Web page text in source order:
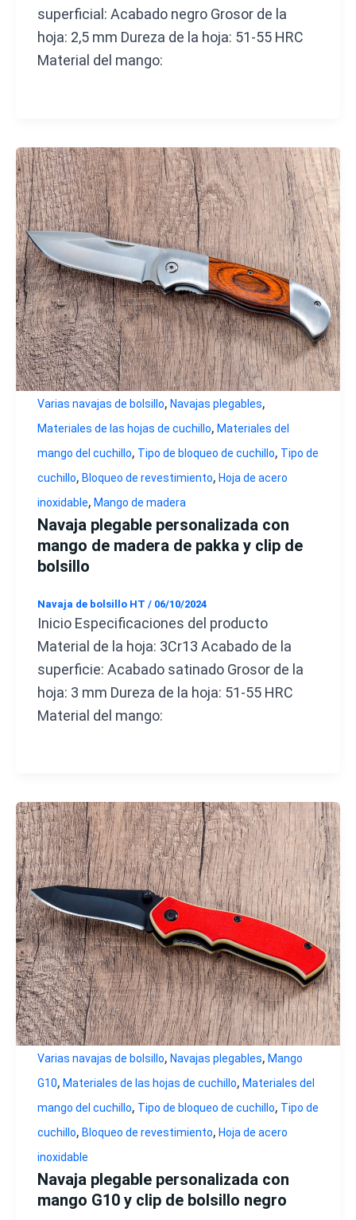
superficial: Acabado negro Grosor de la
hoja: 2,5 mm Dureza de la hoja: 51-55 HRC
Material del mango:
Varias navajas de bolsillo, Navajas plegables,
Materiales de las hojas de cuchillo, Materiales del
mango del cuchillo, Tipo de bloqueo de cuchillo, Tipo de
cuchillo, Bloqueo de revestimiento, Hoja de acero
inoxidable, Mango de madera
Navaja plegable personalizada con
mango de madera de pakka y clip de
bolsillo
Navaja de bolsillo HT / 06/10/2024
Inicio Especificaciones del producto
Material de la hoja: 3Cr13 Acabado de la
superficie: Acabado satinado Grosor de la
hoja: 3 mm Dureza de la hoja: 51-55 HRC
Material del mango:
Varias navajas de bolsillo, Navajas plegables, Mango
G10, Materiales de las hojas de cuchillo, Materiales del
mango del cuchillo, Tipo de bloqueo de cuchillo, Tipo de
cuchillo, Bloqueo de revestimiento, Hoja de acero
inoxidable
Navaja plegable personalizada con
mango G10 y clip de bolsillo negro